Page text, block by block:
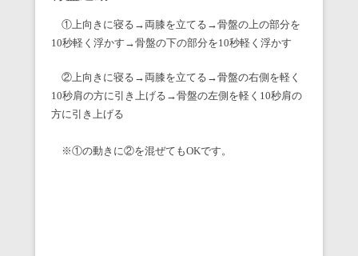
①上向きに寝る→両膝を立てる→骨盤の上の部分を
10秒軽く浮かす→骨盤の下の部分を10秒軽く浮かす
②上向きに寝る→両膝を立てる→骨盤の右側を軽く
10秒肩の方に引き上げる→骨盤の左側を軽く10秒肩の
方に引き上げる
※①の動きに②を混ぜてもOKです。